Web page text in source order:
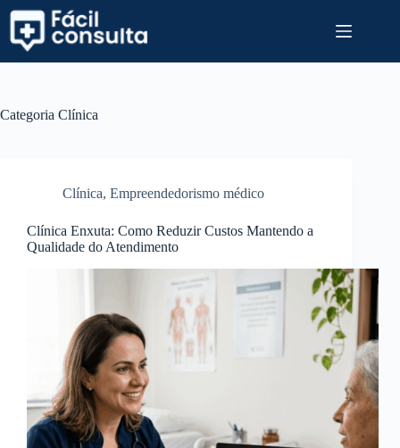
Pular
para
conteúdo
Categoria Clínica
Clínica, Empreendedorismo médico
Clínica Enxuta: Como Reduzir Custos Mantendo a
Qualidade do Atendimento